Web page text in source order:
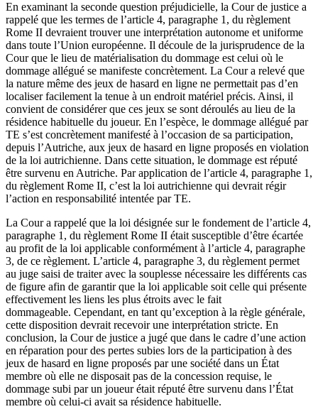
En examinant la seconde question préjudicielle, la Cour de justice a
rappelé que les termes de l’article 4, paragraphe 1, du règlement
Rome II devraient trouver une interprétation autonome et uniforme
dans toute l’Union européenne. Il découle de la jurisprudence de la
Cour que le lieu de matérialisation du dommage est celui où le
dommage allégué se manifeste concrètement. La Cour a relevé que
la nature même des jeux de hasard en ligne ne permettait pas d’en
localiser facilement la tenue à un endroit matériel précis. Ainsi, il
convient de considérer que ces jeux se sont déroulés au lieu de la
résidence habituelle du joueur. En l’espèce, le dommage allégué par
TE s’est concrètement manifesté à l’occasion de sa participation,
depuis l’Autriche, aux jeux de hasard en ligne proposés en violation
de la loi autrichienne. Dans cette situation, le dommage est réputé
être survenu en Autriche. Par application de l’article 4, paragraphe 1,
du règlement Rome II, c’est la loi autrichienne qui devrait régir
l’action en responsabilité intentée par TE.
La Cour a rappelé que la loi désignée sur le fondement de l’article 4,
paragraphe 1, du règlement Rome II était susceptible d’être écartée
au profit de la loi applicable conformément à l’article 4, paragraphe
3, de ce règlement. L’article 4, paragraphe 3, du règlement permet
au juge saisi de traiter avec la souplesse nécessaire les différents cas
de figure afin de garantir que la loi applicable soit celle qui présente
effectivement les liens les plus étroits avec le fait
dommageable. Cependant, en tant qu’exception à la règle générale,
cette disposition devrait recevoir une interprétation stricte. En
conclusion, la Cour de justice a jugé que dans le cadre d’une action
en réparation pour des pertes subies lors de la participation à des
jeux de hasard en ligne proposés par une société dans un État
membre où elle ne disposait pas de la concession requise, le
dommage subi par un joueur était réputé être survenu dans l’État
membre où celui-ci avait sa résidence habituelle.